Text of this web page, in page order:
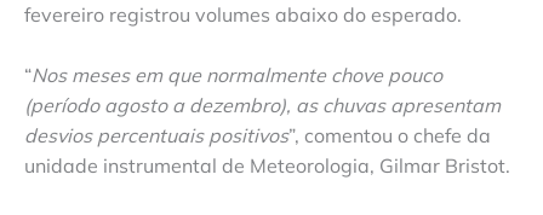
fevereiro registrou volumes abaixo do esperado.
“Nos meses em que normalmente chove pouco
(período agosto a dezembro), as chuvas apresentam
desvios percentuais positivos”, comentou o chefe da
unidade instrumental de Meteorologia, Gilmar Bristot.